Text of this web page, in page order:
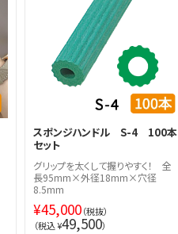
スポンジハンドル S-4 100本
セット
グリップを太くして握りやすく！ 全
長95mm×外径18mm×穴径
8.5mm
¥45,000（税抜）
（税込 ¥49,500）